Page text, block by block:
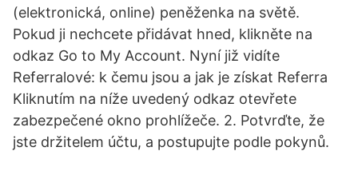
(elektronická, online) peněženka na světě.
Pokud ji nechcete přidávat hned, klikněte na
odkaz Go to My Account. Nyní již vidíte
Referralové: k čemu jsou a jak je získat Referra
Kliknutím na níže uvedený odkaz otevřete
zabezpečené okno prohlížeče. 2. Potvrďte, že
jste držitelem účtu, a postupujte podle pokynů.